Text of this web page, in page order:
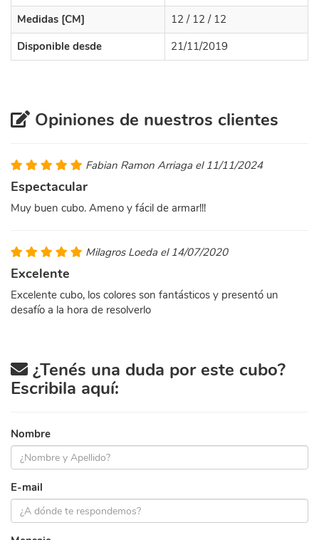
Medidas [CM]
12 / 12 / 12
Disponible desde
21/11/2019
Opiniones de nuestros clientes
Fabian Ramon Arriaga el 11/11/2024
Espectacular
Muy buen cubo. Ameno y fácil de armar!!!
Milagros Loeda el 14/07/2020
Excelente
Excelente cubo, los colores son fantásticos y presentó un
desafío a la hora de resolverlo
¿Tenés una duda por este cubo?
Escribila aquí:
Nombre
E-mail